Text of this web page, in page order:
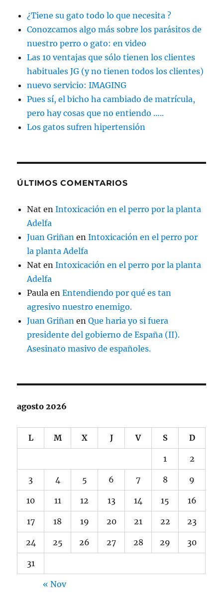
¿Tiene su gato todo lo que necesita ?
Conozcamos algo más sobre los parásitos de
nuestro perro o gato: en video
Las 10 ventajas que sólo tienen los clientes
habituales JG (y no tienen todos los clientes)
nuevo servicio: IMAGING
Pues sí, el bicho ha cambiado de matrícula,
pero hay cosas que no entiendo …..
Los gatos sufren hipertensión
ÚLTIMOS COMENTARIOS
Nat enIntoxicación en el perro por la planta
Adelfa
Juan Griñan enIntoxicación en el perro por
la planta Adelfa
Nat enIntoxicación en el perro por la planta
Adelfa
Paula enEntendiendo por qué es tan
agresivo nuestro enemigo.
Juan Griñan enQue haria yo si fuera
presidente del gobierno de España (II).
Asesinato masivo de españoles.
agosto 2026
L M X J V S D
1 2
3 4 5 6 7 8 9
10 11 12 13 14 15 16
17 18 19 20 21 22 23
24 25 26 27 28 29 30
31
« Nov